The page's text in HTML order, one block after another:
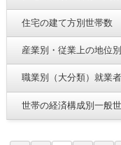
住宅の建て方別世帯数
産業別・従業上の地位
職業別（大分類）就業
世帯の経済構成別一般